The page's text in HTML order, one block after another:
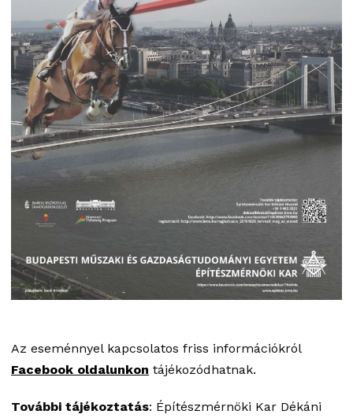
Az eseménnyel kapcsolatos friss információkról
Facebook oldalunkon tájékozódhatnak.
További tájékoztatás: Építészmérnöki Kar Dékáni